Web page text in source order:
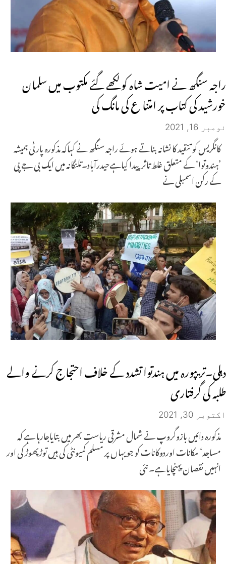
راجہ سنگھ نے امیت شاہ کو لکھے گئے مکتوب میں سلمان
خورشید کی کتاب پر امتنا ع کی مانگ کی
نومبر 16, 2021
کانگریس کو تنقید کا نشانہ بناتے ہوئے راجہ سنگھ نے کہاکہ مذکورہ پارٹی ہمیشہ
’ہندوتوا‘ کے متعلق غلط تاثر پیدا کیاہےحیدرآباد۔تلنگانہ میں ایک بی جے پی
کے رکن اسمبلی نے
دہلی۔تریپورہ میں ہندتوا تشدد کے خلاف احتجاج کرنے والے
طلبہ کی گرفتاری
اکتوبر 30, 2021
مذکورہ دائیں بازوگروپ نے شمال مشرقی ریاست بھر میں بتایاجارہا ہے کہ
مساجد‘ مکانات اوردوکانات کو جو یہاں پر مسلم کمیونٹی کی ہیں توڑپھوڑ کی اور
انہیں نقصان پہنچایاہے۔ نئی